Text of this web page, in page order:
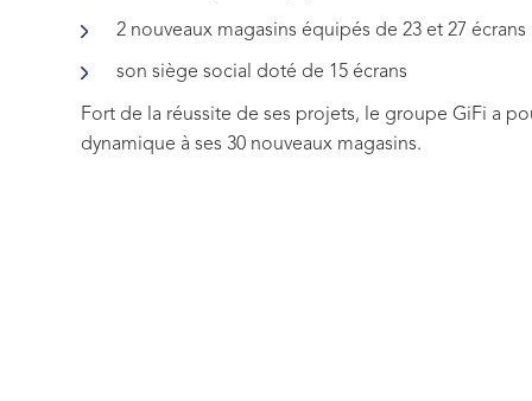
2 nouveaux magasins équipés de 23 et 27 écrans
son siège social doté de 15 écrans
Fort de la réussite de ses projets, le groupe GiFi a
dynamique à ses 30 nouveaux magasins.